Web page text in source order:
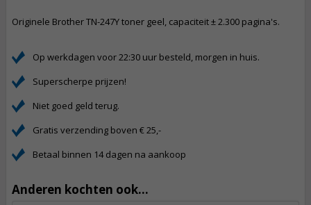
Originele Brother TN-247Y toner geel, capaciteit ± 2.300 pagina's.
Op werkdagen voor 22:30 uur besteld, morgen in huis.
Superscherpe prijzen!
Niet goed geld terug.
Gratis verzending boven € 25,-
Betaal binnen 14 dagen na aankoop
Anderen kochten ook...